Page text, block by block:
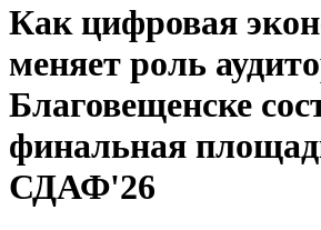
Как цифровая
меняет роль
Благовещенске
финальная
СДАФ'26